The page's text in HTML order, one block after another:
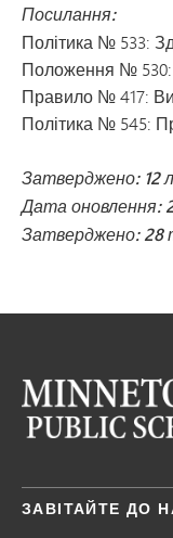
Посилання:
Політика № 533:
Положення № 530:
Правило № 417:
Політика № 545:
Затверджено: 12
Дата оновлення:
Затверджено: 28
ЗАВІТАЙТЕ ДО